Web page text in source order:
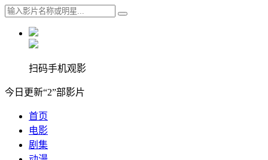
扫码手机观影
今日更新“2”部影片
首页
电影
剧集